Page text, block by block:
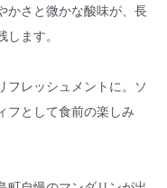
かさと微かな酸味が、長
ます。
フレッシュメントに。ソ
フとして食前の楽しみ